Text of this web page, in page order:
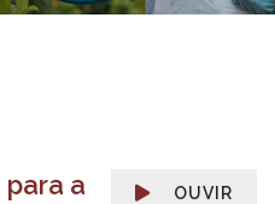
OUVIR
a